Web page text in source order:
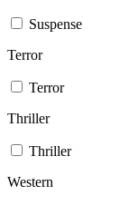
Suspense
Terror
Terror
Thriller
Thriller
Western